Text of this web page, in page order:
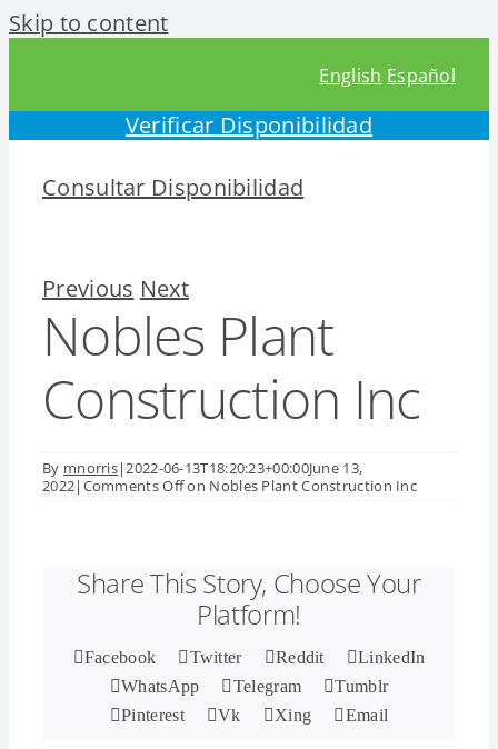
Skip to content
English Español
Verificar Disponibilidad
Consultar Disponibilidad
Previous Next
Nobles Plant
Construction Inc
By mnorris| 2022-06-13T18:20:23+00:00June 13,
2022| Comments Offon Nobles Plant Construction Inc
Share This Story, Choose Your
Platform!
Facebook Twitter Reddit
LinkedIn
WhatsApp
Telegram
Tumblr
Pinterest
Vk Xing Email